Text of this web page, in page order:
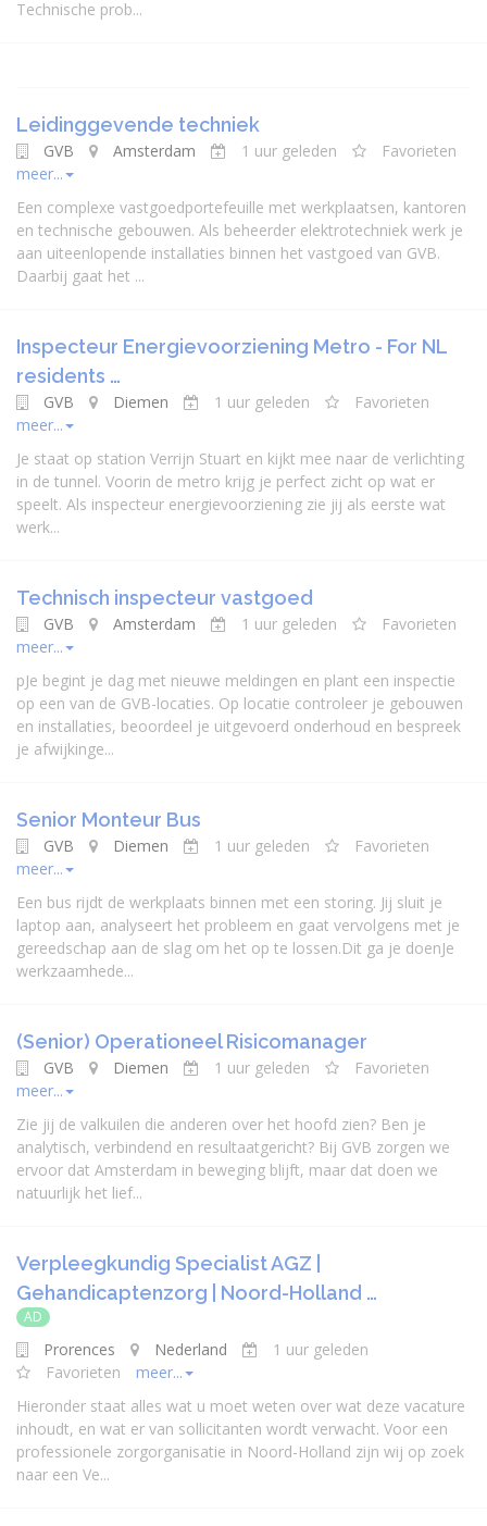
Technische prob...
Leidinggevende techniek
GVB Amsterdam 1 uur geleden
Favorieten
meer...
Een complexe vastgoedportefeuille met werkplaatsen, kantoren
en technische gebouwen. Als beheerder elektrotechniek werk je
aan uiteenlopende installaties binnen het vastgoed van GVB.
Daarbij gaat het ...
Inspecteur Energievoorziening Metro - For NL
residents …
GVB Diemen 1 uur geleden
Favorieten
meer...
Je staat op station Verrijn Stuart en kijkt mee naar de verlichting
in de tunnel. Voorin de metro krijg je perfect zicht op wat er
speelt. Als inspecteur energievoorziening zie jij als eerste wat
werk...
Technisch inspecteur vastgoed
GVB Amsterdam 1 uur geleden
Favorieten
meer...
pJe begint je dag met nieuwe meldingen en plant een inspectie
op een van de GVB-locaties. Op locatie controleer je gebouwen
en installaties, beoordeel je uitgevoerd onderhoud en bespreek
je afwijkinge...
Senior Monteur Bus
GVB Diemen 1 uur geleden
Favorieten
meer...
Een bus rijdt de werkplaats binnen met een storing. Jij sluit je
laptop aan, analyseert het probleem en gaat vervolgens met je
gereedschap aan de slag om het op te lossen.Dit ga je doenJe
werkzaamhede...
(Senior) Operationeel Risicomanager
GVB Diemen 1 uur geleden
Favorieten
meer...
Zie jij de valkuilen die anderen over het hoofd zien? Ben je
analytisch, verbindend en resultaatgericht? Bij GVB zorgen we
ervoor dat Amsterdam in beweging blijft, maar dat doen we
natuurlijk het lief...
Verpleegkundig Specialist AGZ |
Gehandicaptenzorg | Noord-Holland …
AD
Prorences Nederland
1 uur geleden
Favorieten
meer...
Hieronder staat alles wat u moet weten over wat deze vacature
inhoudt, en wat er van sollicitanten wordt verwacht. Voor een
professionele zorgorganisatie in Noord-Holland zijn wij op zoek
naar een Ve...